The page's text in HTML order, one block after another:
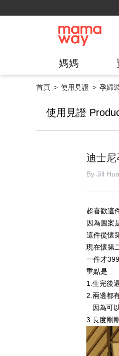
媽媽
首頁 使用見證 孕婦
使用見證
迪士尼
By Jill
超喜歡這
因為圖案
這件從懷
現在懷第
一件才
重點是
1.生完後
2.兩邊都
因為可
3.長度剛